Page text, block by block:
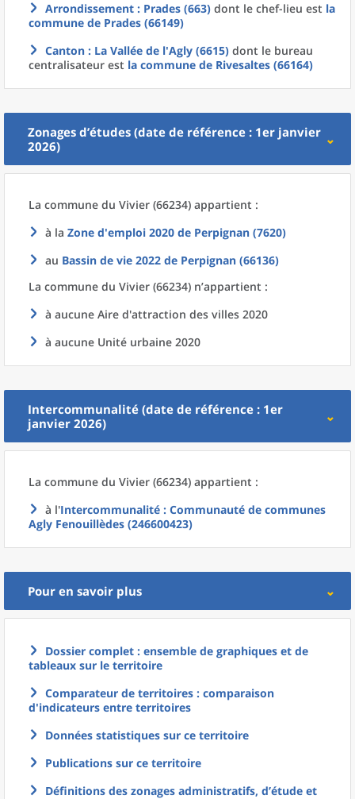
Arrondissement : Prades (663) dont le chef-lieu est la
commune de Prades (66149)
Canton : La Vallée de l'Agly (6615) dont le bureau
centralisateur est la commune de Rivesaltes (66164)
Zonages d’études (date de référence : 1er janvier
2026)
La commune du Vivier (66234) appartient :
à la Zone d'emploi 2020 de Perpignan (7620)
au Bassin de vie 2022 de Perpignan (66136)
La commune du Vivier (66234) n’appartient :
à aucune Aire d'attraction des villes 2020
à aucune Unité urbaine 2020
Intercommunalité (date de référence : 1er
janvier 2026)
La commune du Vivier (66234) appartient :
à l'Intercommunalité : Communauté de communes
Agly Fenouillèdes (246600423)
Pour en savoir plus
Dossier complet : ensemble de graphiques et de
tableaux sur le territoire
Comparateur de territoires : comparaison
d'indicateurs entre territoires
Données statistiques sur ce territoire
Publications sur ce territoire
Définitions des zonages administratifs, d’étude et